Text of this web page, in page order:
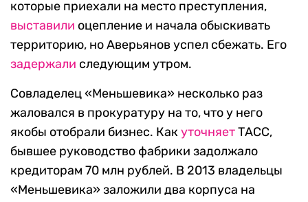
которые приехали на место преступления,
выставили оцепление и начала обыскивать
территорию, но Аверьянов успел сбежать. Его
задержали следующим утром.
Совладелец «Меньшевика» несколько раз
жаловался в прокуратуру на то, что у него
якобы отобрали бизнес. КакуточняетТАСС,
бывшее руководство фабрики задолжало
кредиторам 70 млн рублей. В 2013 владельцы
«Меньшевика» заложили два корпуса на